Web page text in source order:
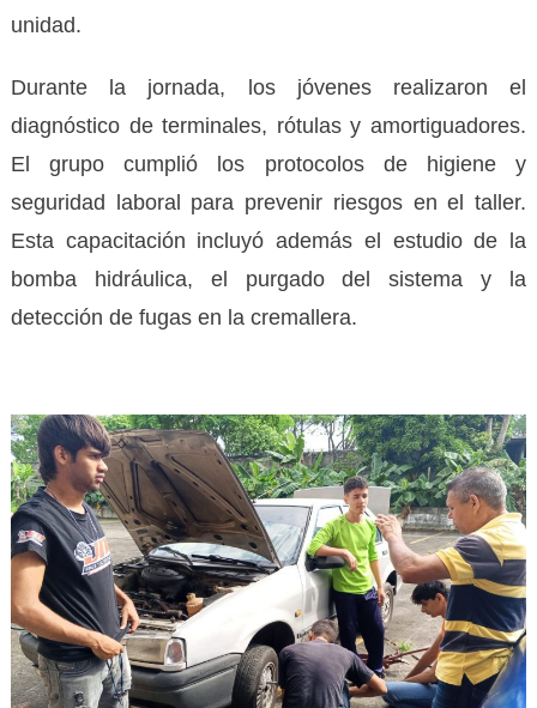
unidad.
Durante la jornada, los jóvenes realizaron el
diagnóstico de terminales, rótulas y amortiguadores.
El grupo cumplió los protocolos de higiene y
seguridad laboral para prevenir riesgos en el taller.
Esta capacitación incluyó además el estudio de la
bomba hidráulica, el purgado del sistema y la
detección de fugas en la cremallera.